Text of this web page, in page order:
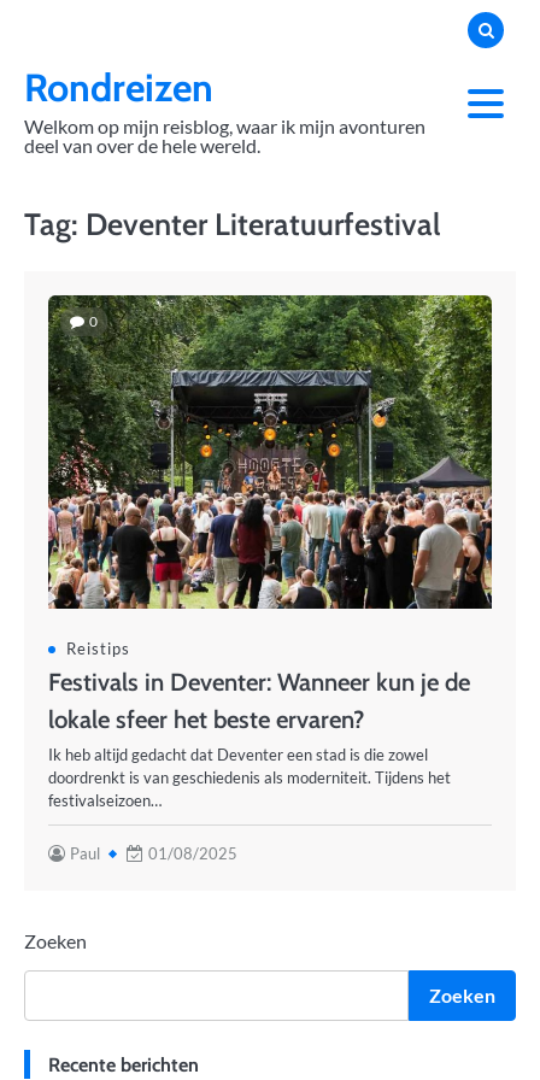
contentRondreizen
Welkom op mijn reisblog, waar ik mijn avonturen
deel van over de hele wereld.
Tag: Deventer Literatuurfestival
0
Reistips
Festivals in Deventer: Wanneer kun je de
lokale sfeer het beste ervaren?
Ik heb altijd gedacht dat Deventer een stad is die zowel
doordrenkt is van geschiedenis als moderniteit. Tijdens het
festivalseizoen…
Paul 01/08/2025
Zoeken
Zoeken
Recente berichten